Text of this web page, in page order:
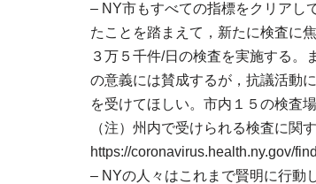
– NY市もすべての指標をクリアし
たことを踏まえて，新たに検査に
３万５千件/日の検査を実施する
の意義には賛成するが，抗議活動
を受けてほしい。市内１５の検査
（注）州内で受けられる検査に関
https://coronavirus.health.ny.gov/
– NYの人々はこれまで賢明に行動